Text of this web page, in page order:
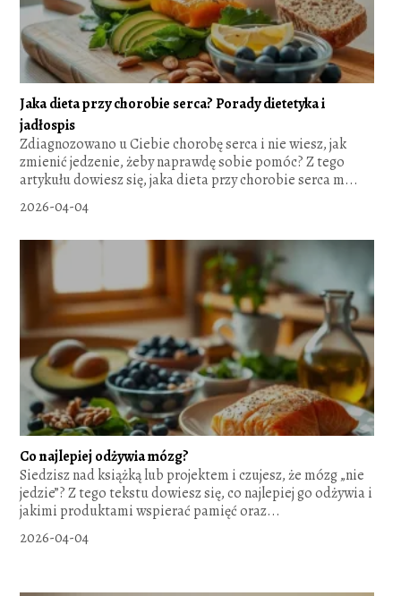
Jaka dieta przy chorobie serca? Porady dietetyka i
jadłospis
Zdiagnozowano u Ciebie chorobę serca i nie wiesz, jak
zmienić jedzenie, żeby naprawdę sobie pomóc? Z tego
artykułu dowiesz się, jaka dieta przy chorobie serca m...
2026-04-04
Co najlepiej odżywia mózg?
Siedzisz nad książką lub projektem i czujesz, że mózg „nie
jedzie”? Z tego tekstu dowiesz się, co najlepiej go odżywia i
jakimi produktami wspierać pamięć oraz...
2026-04-04